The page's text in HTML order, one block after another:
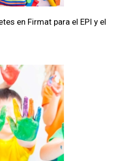
en Firmat para el EPI y el